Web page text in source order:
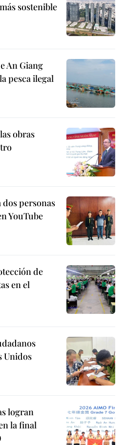
sostenible
An Giang
pesca ilegal
obras
dos personas
YouTube
de
en el
Unidos
logran
la final